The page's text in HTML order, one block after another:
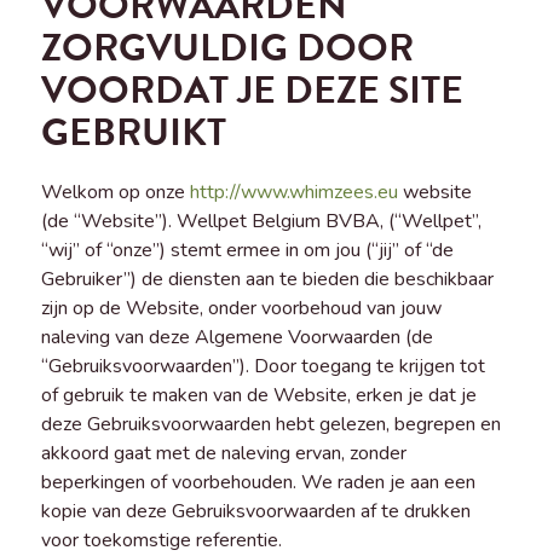
ZORGVULDIG DOOR
VOORDAT JE DEZE SITE
GEBRUIKT
Welkom op onze http://www.whimzees.eu website
(de “Website”). Wellpet Belgium BVBA, (“Wellpet”,
“wij” of “onze”) stemt ermee in om jou (“jij” of “de
Gebruiker”) de diensten aan te bieden die beschikbaar
zijn op de Website, onder voorbehoud van jouw
naleving van deze Algemene Voorwaarden (de
“Gebruiksvoorwaarden”). Door toegang te krijgen tot
of gebruik te maken van de Website, erken je dat je
deze Gebruiksvoorwaarden hebt gelezen, begrepen en
akkoord gaat met de naleving ervan, zonder
beperkingen of voorbehouden. We raden je aan een
kopie van deze Gebruiksvoorwaarden af te drukken
voor toekomstige referentie.